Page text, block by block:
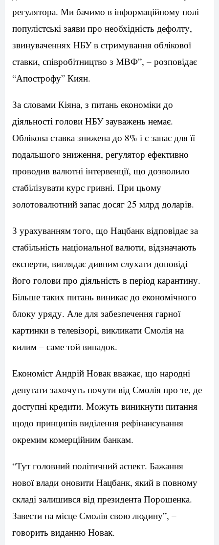
регулятора. Ми бачимо в інформаційному полі
популістські заяви про необхідність дефолту,
звинуваченнях НБУ в стримування облікової
ставки, співробітництво з МВФ”, – розповідає
“Апострофу” Киян.
За словами Кіяна, з питань економіки до
діяльності голови НБУ зауважень немає.
Облікова ставка знижена до 8% і є запас для її
подальшого зниження, регулятор ефективно
проводив валютні інтервенції, що дозволило
стабілізувати курс гривні. При цьому
золотовалютний запас досяг 25 млрд доларів.
З урахуванням того, що Нацбанк відповідає за
стабільність національної валюти, відзначають
експерти, виглядає дивним слухати доповіді
його голови про діяльність в період карантину.
Більше таких питань виникає до економічного
блоку уряду. Але для забезпечення гарної
картинки в телевізорі, викликати Смолія на
килим – саме той випадок.
Економіст Андрій Новак вважає, що народні
депутати захочуть почути від Смолія про те, де
доступні кредити. Можуть виникнути питання
щодо принципів виділення рефінансування
окремим комерційним банкам.
“Тут головний політичний аспект. Бажання
нової влади оновити Нацбанк, який в повному
складі залишився від президента Порошенка.
Завести на місце Смолія свою людину”, –
говорить виданню Новак.